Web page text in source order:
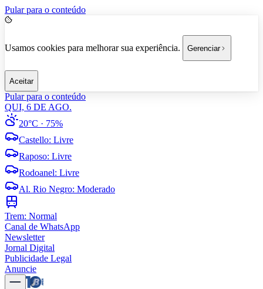
Pular para o conteúdo
Usamos cookies para melhorar sua experiência. Gerenciar
Aceitar
Pular para o conteúdo
QUI, 6 DE AGO.
20°C · 75%
Castello: Livre
Raposo: Livre
Rodoanel: Livre
Al. Rio Negro: Moderado
Trem: Normal
Canal de WhatsApp
Newsletter
Jornal Digital
Publicidade Legal
Anuncie